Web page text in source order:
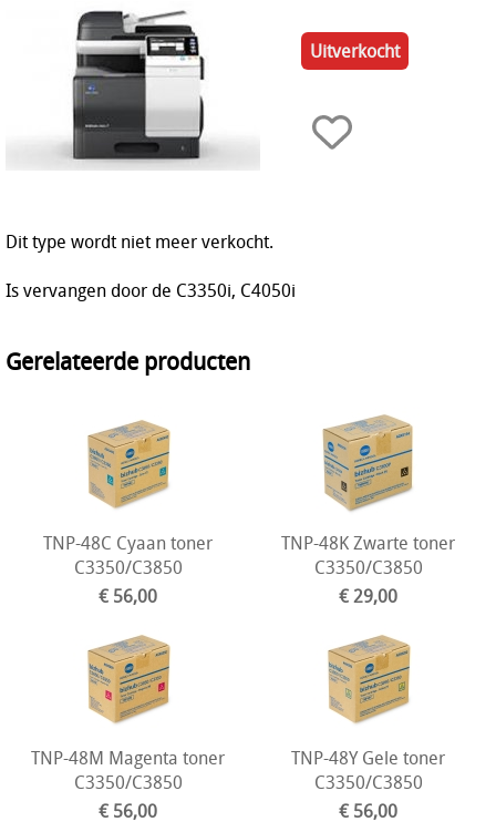
Uitverkocht
Dit type wordt niet meer verkocht.
Is vervangen door de C3350i, C4050i
Gerelateerde producten
TNP-48C Cyaan toner
C3350/C3850
€ 56,00
TNP-48K Zwarte toner
C3350/C3850
€ 29,00
TNP-48M Magenta toner
C3350/C3850
€ 56,00
TNP-48Y Gele toner
C3350/C3850
€ 56,00